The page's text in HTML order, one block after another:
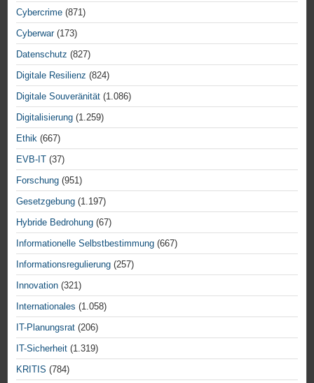
Cybercrime (871)
Cyberwar(173)
Datenschutz (827)
Digitale Resilienz (824)
Digitale Souveränität (1.086)
Digitalisierung (1.259)
Ethik (667)
EVB-IT (37)
Forschung (951)
Gesetzgebung (1.197)
Hybride Bedrohung (67)
Informationelle Selbstbestimmung (667)
Informationsregulierung (257)
Innovation (321)
Internationales (1.058)
IT-Planungsrat (206)
IT-Sicherheit (1.319)
KRITIS (784)